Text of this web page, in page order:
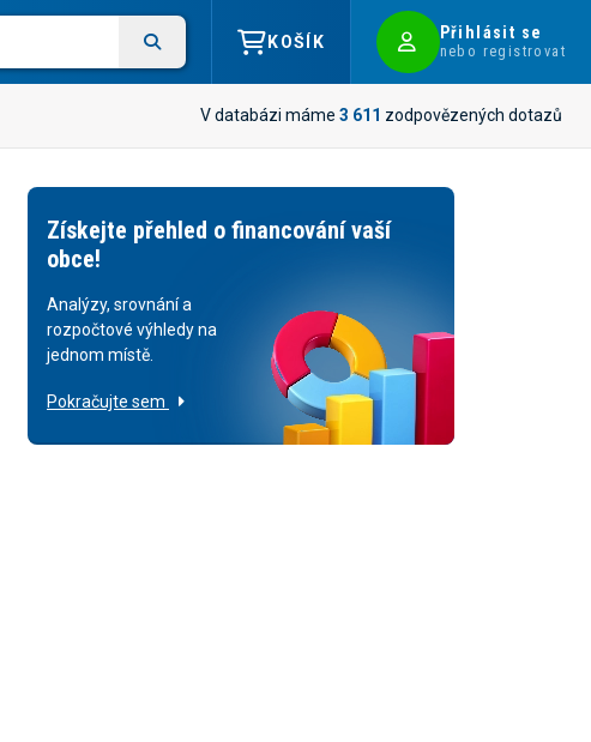
KOŠÍK Přihlásit se
nebo registrovat
V databázi máme 3 611 zodpovězených dotazů
Získejte přehled o financování vaší
obce!
Analýzy, srovnání a
rozpočtové výhledy na
jednom místě.
Pokračujte sem